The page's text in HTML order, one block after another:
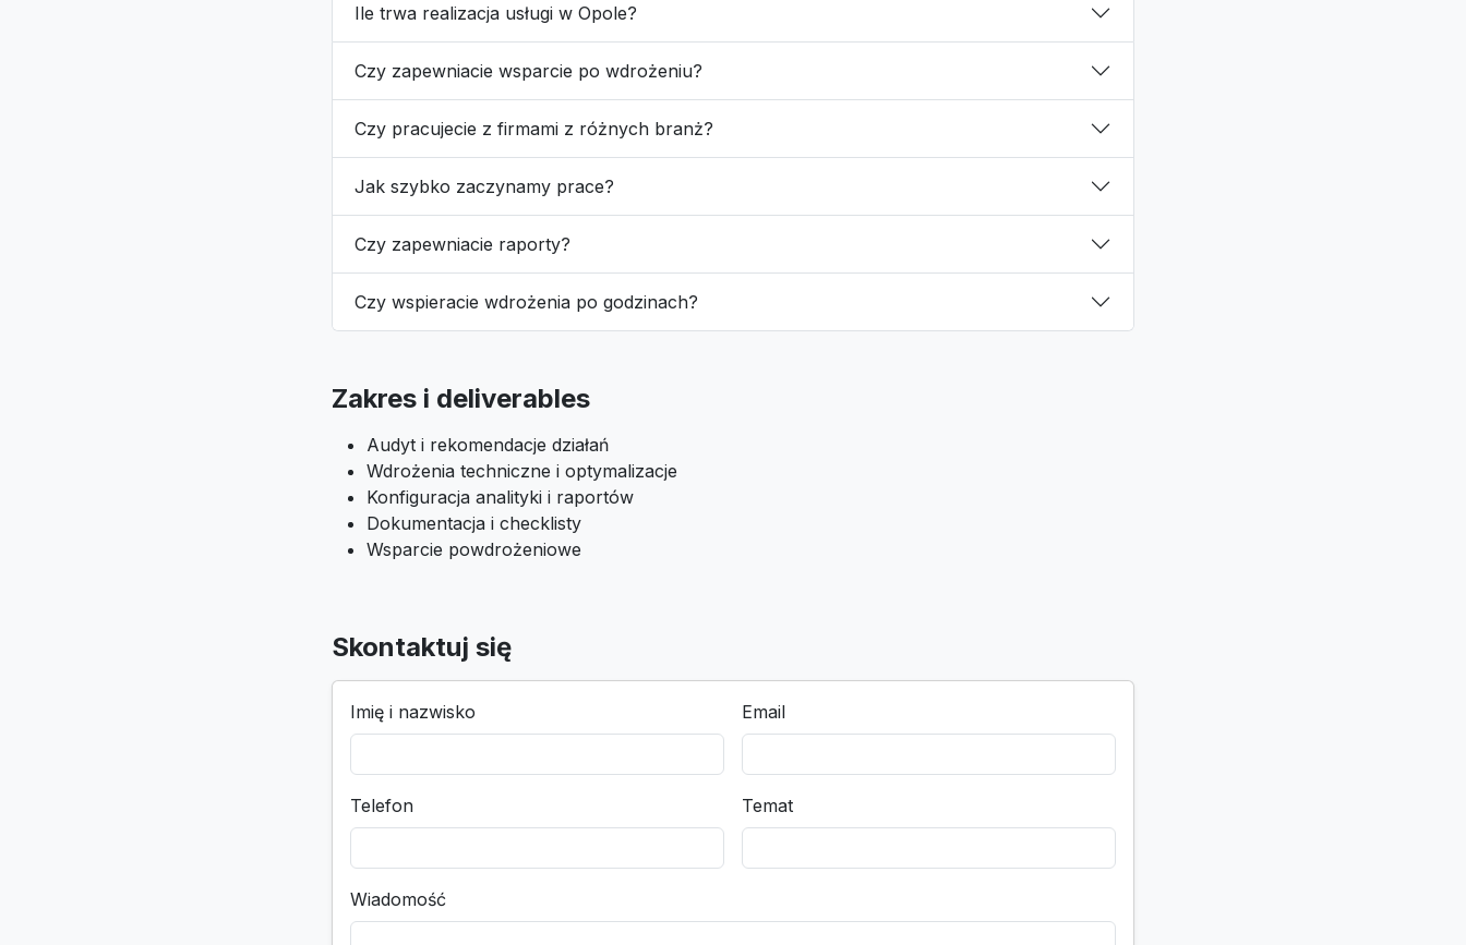
Ile trwa realizacja usługi w Opole?
Czy zapewniacie wsparcie po wdrożeniu?
Czy pracujecie z firmami z różnych branż?
Jak szybko zaczynamy prace?
Czy zapewniacie raporty?
Czy wspieracie wdrożenia po godzinach?
Zakres i deliverables
Audyt i rekomendacje działań
Wdrożenia techniczne i optymalizacje
Konfiguracja analityki i raportów
Dokumentacja i checklisty
Wsparcie powdrożeniowe
Skontaktuj się
Imię i nazwisko Email
Telefon Temat
Wiadomość